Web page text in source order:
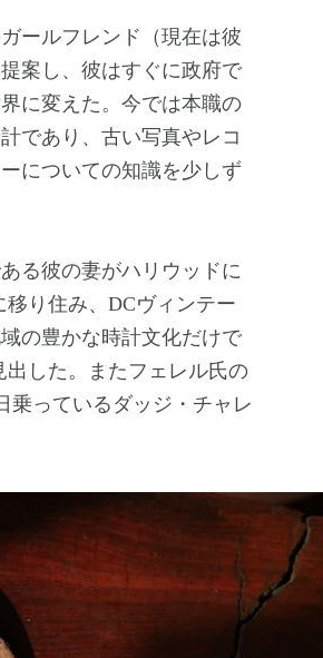
ールフレンド（現在は彼
案し、彼はすぐに政府で
に変えた。今では本職の
であり、古い写真やレコ
についての知識を少しず
る彼の妻がハリウッドに
り住み、DCヴィンテー
の豊かな時計文化だけで
した。またフェレル氏の
乗っているダッジ・チャレ